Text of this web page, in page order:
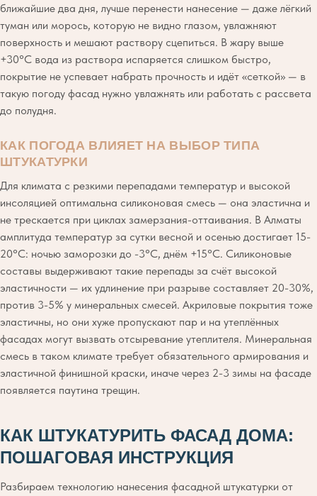
ближайшие два дня, лучше перенести нанесение — даже лёгкий
туман или морось, которую не видно глазом, увлажняют
поверхность и мешают раствору сцепиться. В жару выше
+30°C вода из раствора испаряется слишком быстро,
покрытие не успевает набрать прочность и идёт «сеткой» — в
такую погоду фасад нужно увлажнять или работать с рассвета
до полудня.
КАК ПОГОДА ВЛИЯЕТ НА ВЫБОР ТИПА
ШТУКАТУРКИ
Для климата с резкими перепадами температур и высокой
инсоляцией оптимальна силиконовая смесь — она эластична и
не трескается при циклах замерзания-оттаивания. В Алматы
амплитуда температур за сутки весной и осенью достигает 15-
20°C: ночью заморозки до -3°C, днём +15°C. Силиконовые
составы выдерживают такие перепады за счёт высокой
эластичности — их удлинение при разрыве составляет 20-30%,
против 3-5% у минеральных смесей. Акриловые покрытия тоже
эластичны, но они хуже пропускают пар и на утеплённых
фасадах могут вызвать отсыревание утеплителя. Минеральная
смесь в таком климате требует обязательного армирования и
эластичной финишной краски, иначе через 2-3 зимы на фасаде
появляется паутина трещин.
КАК ШТУКАТУРИТЬ ФАСАД ДОМА:
ПОШАГОВАЯ ИНСТРУКЦИЯ
Разбираем технологию нанесения фасадной штукатурки от